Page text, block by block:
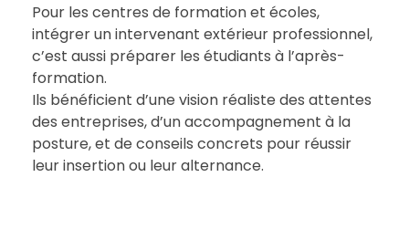
Pour les centres de formation et écoles,
intégrer un intervenant extérieur professionnel,
c’est aussi préparer les étudiants à l’après-
formation.
Ils bénéficient d’une vision réaliste des attentes
des entreprises, d’un accompagnement à la
posture, et de conseils concrets pour réussir
leur insertion ou leur alternance.